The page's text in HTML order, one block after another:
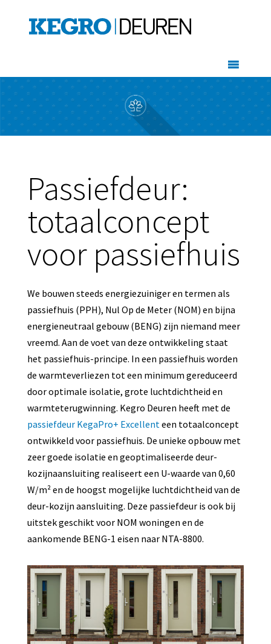
Passiefdeur:
totaalconcept
voor passiefhuis
We bouwen steeds energiezuiniger en termen als
passiefhuis (PPH), Nul Op de Meter (NOM) en bijna
energieneutraal gebouw (BENG) zijn niemand meer
vreemd. Aan de voet van deze ontwikkeling staat
het passiefhuis-principe. In een passiefhuis worden
de warmteverliezen tot een minimum gereduceerd
door optimale isolatie, grote luchtdichtheid en
warmteterugwinning. Kegro Deuren heeft met de
passiefdeur KegaPro+ Excellenteen totaalconcept
ontwikkeld voor passiefhuis. De unieke opbouw met
zeer goede isolatie en geoptimaliseerde deur-
kozijnaansluiting realiseert een U-waarde van 0,60
W/m² en de hoogst mogelijke luchtdichtheid van de
deur-kozijn aansluiting. Deze passiefdeur is ook bij
uitstek geschikt voor NOM woningen en de
aankomende BENG-1 eisen naar NTA-8800.